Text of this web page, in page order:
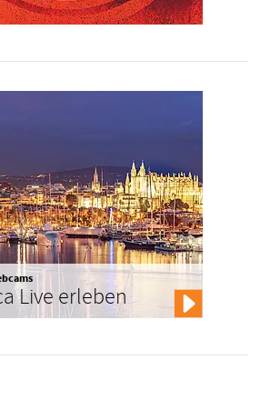
Live erleben